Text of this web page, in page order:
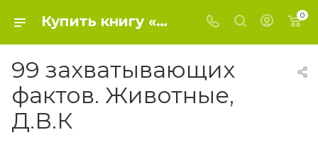
Купить книгу «99 захватывающих фактов. Животные, Д.В.К» 2020, Кошевар Д.В. - Белорусская литература 0
99 захватывающих
фактов. Животные,
Д.В.К